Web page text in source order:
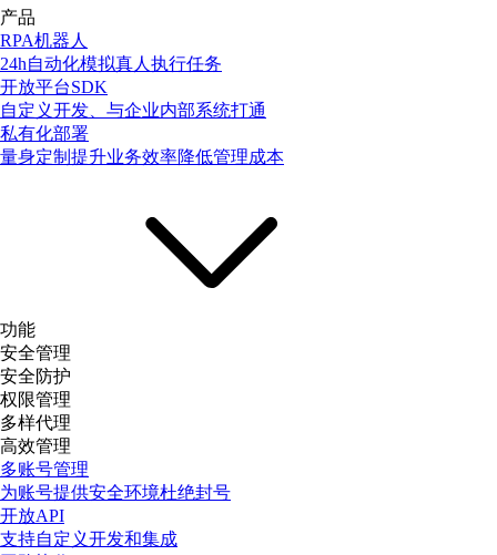
产品
RPA机器人
24h自动化模拟真人执行任务
开放平台SDK
自定义开发、与企业内部系统打通
私有化部署
量身定制提升业务效率降低管理成本
功能
安全管理
安全防护
权限管理
多样代理
高效管理
多账号管理
为账号提供安全环境杜绝封号
开放API
支持自定义开发和集成